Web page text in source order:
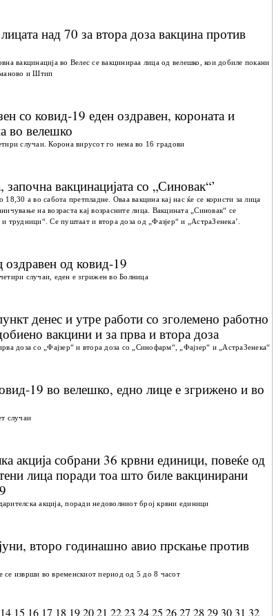
над 70 за втора доза вакцина против
вакцинација во Велес се вакцинираа лица од велешко, кои добиле покани
и Штип
со ковид-19 еден оздравен, короната и
во велешко
случаи. Корона вирусот го нема во 16 градови
вакцинацијата со „Синовак“’
18,30 а во сабота претпладне. Оваа вакцина кај нас ќе се користи за лица
на возраста кај возрасните лица. Вакцината „Синовак“ се
трудници“. Се пуштаат и втора доза од „Фазјер“ и „АстраЗенека’.
од ковид-19
случаи, еден е згрижен во Болница
денес и утре работи со зголемено работно
вакцини и за прва и втора доза
доза со „Фајзер“ и втора доза со „Синофарм“, „Фајзер“ и „АстраЗенека“
19 во велешко, едно лице е згрижено и во
случаи
акција собрани 36 крвни единици, повеќе од
лица поради тоа што биле вакцинирани
акција, поради недоволниот број крвни единици
второ годинашно авио прскање против
се изврши во временскиот период од 5 до 8 часот
14 15 16 17 18 192021 2223 2425 2627 28 293031 32